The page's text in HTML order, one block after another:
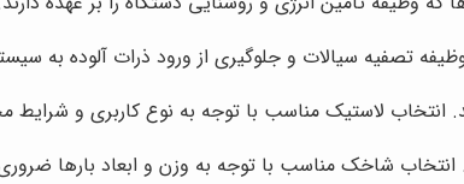
تصفیه سیالات و جلوگیری از ورود ذرات آلوده به
انتخاب لاستیک مناسب با توجه به نوع کاربری و
انتخاب شاخک مناسب با توجه به وزن و ابعاد بارها